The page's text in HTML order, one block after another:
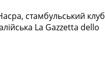
стамбульський клуб
La Gazzetta dello